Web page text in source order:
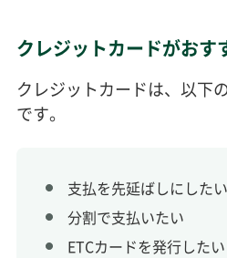
クレジットカードがおす
クレジットカードは、以下
です。
支払を先延ばしにしたい
分割で支払いたい
ETCカードを発行したい